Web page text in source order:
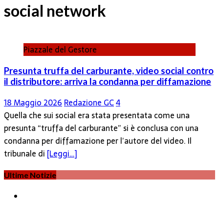
social network
Piazzale del Gestore
Presunta truffa del carburante, video social contro
il distributore: arriva la condanna per diffamazione
18 Maggio 2026 Redazione GC4
Quella che sui social era stata presentata come una
presunta “truffa del carburante” si è conclusa con una
condanna per diffamazione per l’autore del video. Il
tribunale di [Leggi…]
Ultime Notizie